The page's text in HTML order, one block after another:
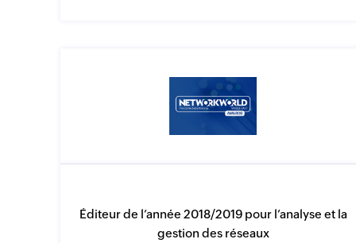
Éditeur de l’année 2018/2019 pour l’analyse et la
gestion des réseaux